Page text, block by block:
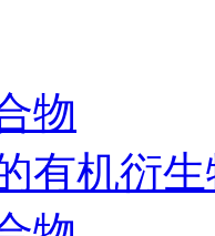
物
有机衍